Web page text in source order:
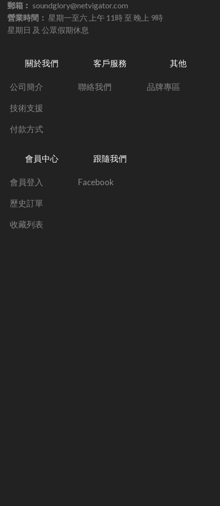
郵箱︰ soundglory@netvigator.com
營業時間： 星期一至六 上午 11時 至 晚上 9時
星期日 及 公眾假期休息
關於我們
公司簡介
技術支援
付款方式
客戶服務
聯絡我們
其他
品牌專區
會員中心
會員登入
歷史訂單
收藏列表
跟隨我們
Facebook